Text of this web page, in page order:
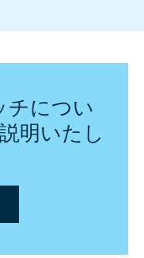
チについ
明いたし